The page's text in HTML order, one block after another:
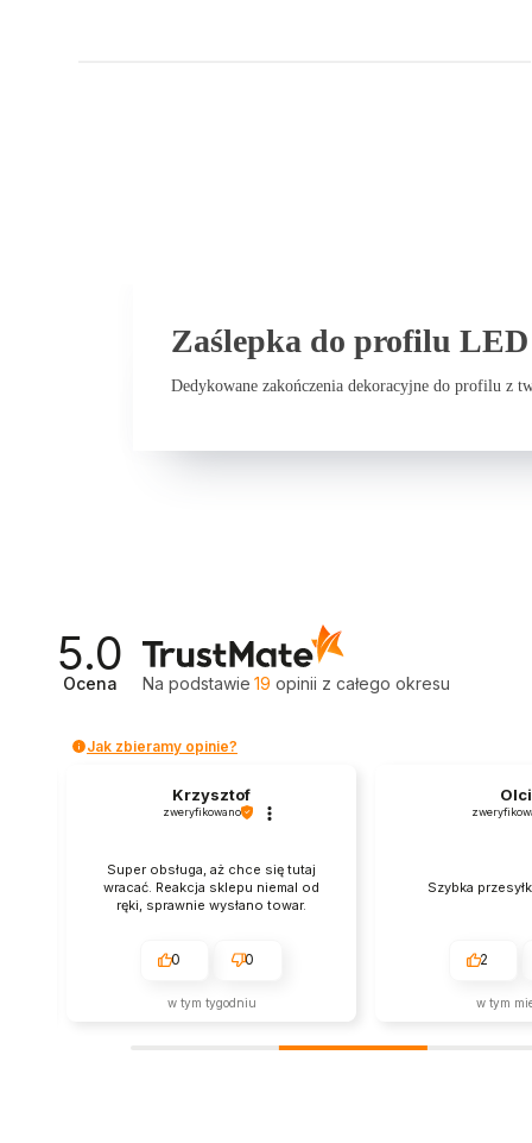
Zaślepka do profilu
Dedykowane zakończenia dekoracyjne do profilu z
5.0
Ocena Na podstawie 19 opinii z całego okresu
Jak zbieramy opinie?
Krzysztof
zweryfikowano
Super obsługa, aż chce się tutaj
wracać. Reakcja sklepu niemal od
ręki, sprawnie wysłano towar.
0 0
w tym tygodniu
Szybka
2
w tym